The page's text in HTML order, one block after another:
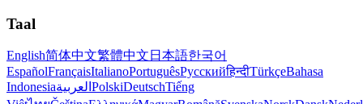
Taal
English简体中文繁體中文 日本語한국어
EspañolFrançaisItalianoPortuguêsРусскийहिन्दीTürkçeBahasa
Indonesiaالعربية PolskiDeutschTiếng